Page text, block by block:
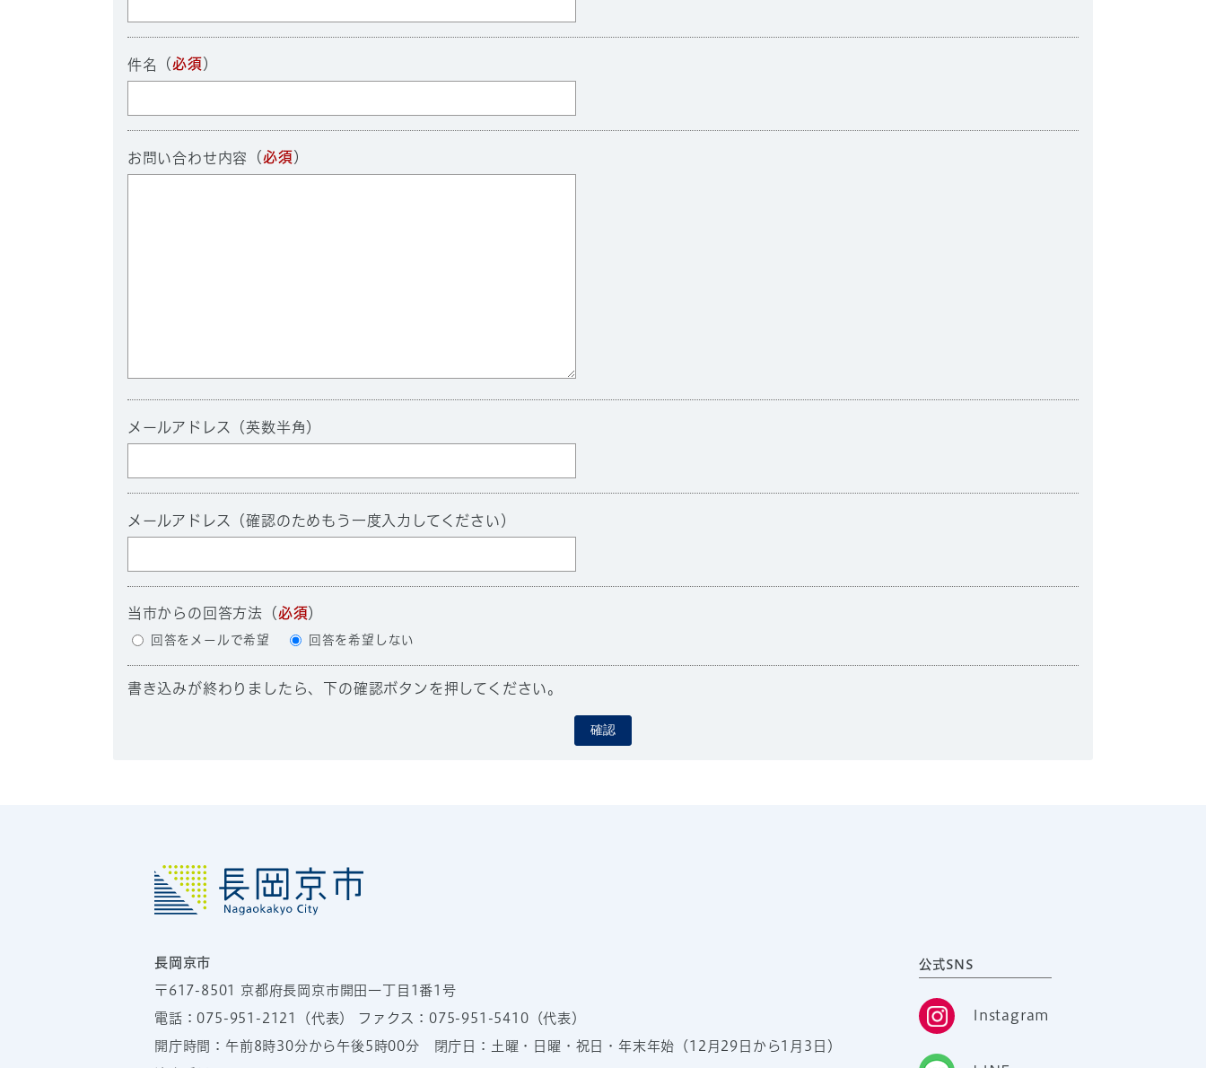
件名 （必須 ）
お問い合わせ内容 （必須 ）
メールアドレス（英数半角）
メールアドレス（確認のためもう一度入力してください）
当市からの回答方法 （必須）
回答をメールで希望 回答を希望しない
書き込みが終わりましたら、下の確認ボタンを押してください。
確認
長岡京市
〒617-8501 京都府長岡京市開田一丁目1番1号
電話：075-951-2121 （代表） ファクス：075-951-5410（代表）
開庁時間：午前8時30分から午後5時00分 閉庁日：土曜・日曜・祝日・年末年始（12月29日から1月3日）
公式SNS
Instagram